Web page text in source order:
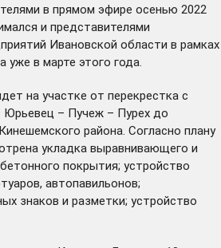
в прямом эфире осенью 2022
и представителями
Ивановской области в рамках
уже в марте этого года.
на участке от перекрестка с
– Пучеж – Пурех до
района. Согласно плану
укладка выравнивающего и
покрытия; устройство
автопавильонов;
знаков и разметки; устройство